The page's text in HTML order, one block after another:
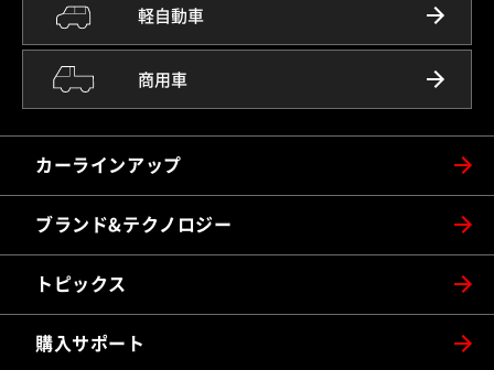
軽自動車
商用車
カーラインアップ
ブランド&テクノロジー
トピックス
購入サポート